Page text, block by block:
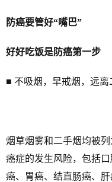
防癌要管好“嘴巴”
好好吃饭是防癌第一步
■ 不吸烟，早戒烟，远离
烟草烟雾和二手烟均被
癌症的发生风险，包括
癌、胃癌、结直肠癌、